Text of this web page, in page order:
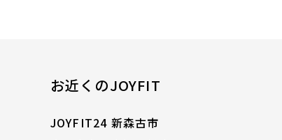
お近くのJOYFIT
JOYFIT24 新森古市